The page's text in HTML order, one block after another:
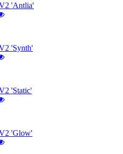
'Antlia'
'Synth'
'Static'
'Glow'